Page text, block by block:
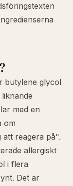
butylene glycol
med en
om
reagera på".
allergiskt
i flera
Det är